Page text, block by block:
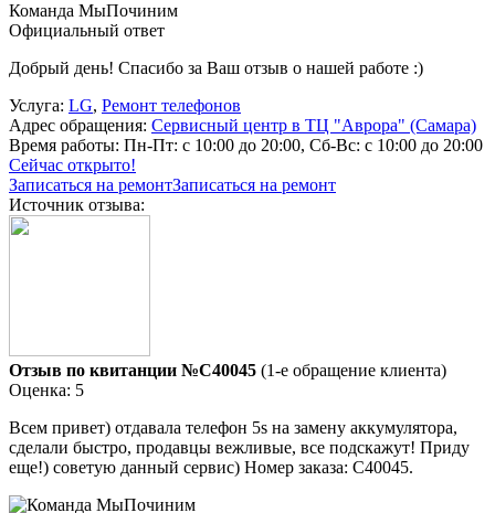
Команда МыПочиним
Официальный ответ
Добрый день! Спасибо за Ваш отзыв о нашей работе :)
Услуга: LG, Ремонт телефонов
Адрес обращения: Сервисный центр в ТЦ "Аврора" (Самара)
Время работы: Пн-Пт: с 10:00 до 20:00, Сб-Вс: с 10:00 до 20:00
Сейчас открыто!
Записаться на ремонтЗаписаться на ремонт
Источник отзыва:
Отзыв по квитанции №C40045 (1-е обращение клиента)
Оценка: 5
Всем привет) отдавала телефон 5s на замену аккумулятора,
сделали быстро, продавцы вежливые, все подскажут! Приду
еще!) советую данный сервис) Номер заказа: C40045.